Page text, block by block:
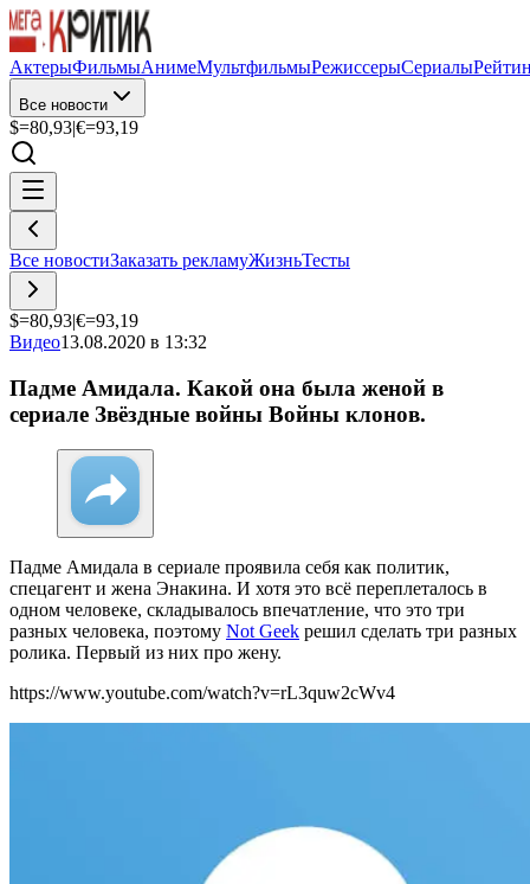
АктерыФильмыАнимеМультфильмыРежиссерыСериалы
Все новости
$=80,93|€=93,19
Все новостиЗаказать рекламуЖизньТесты
$=80,93|€=93,19
Видео13.08.2020 в 13:32
Падме Амидала. Какой она была женой в
сериале Звёздные войны Войны клонов.
Падме Амидала в сериале проявила себя как политик,
спецагент и жена Энакина. И хотя это всё переплеталось в
одном человеке, складывалось впечатление, что это три
разных человека, поэтому Not Geek решил сделать три разных
ролика. Первый из них про жену.
https://www.youtube.com/watch?v=rL3quw2cWv4